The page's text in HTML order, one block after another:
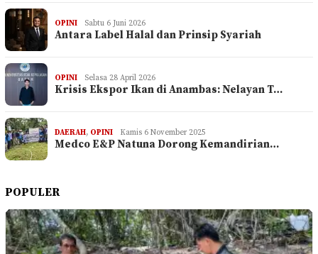
OPINI Sabtu 6 Juni 2026
Antara Label Halal dan Prinsip Syariah
OPINI Selasa 28 April 2026
Krisis Ekspor Ikan di Anambas: Nelayan T…
DAERAH, OPINI Kamis 6 November 2025
Medco E&P Natuna Dorong Kemandirian…
POPULER